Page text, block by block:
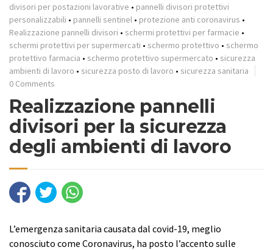
divisori per postazioni lavorative • pannelli divisori protettivi
personalizzabili • pannelli sentinel • protezione anti coronavirus •
Realizzazione pannelli divisori • schermi protettivi per farmacie •
schermi protettivi per supermercati • schermo protettivo • schermo
protettivo farmacia • schermo protettivo supermercato • sicurezza
ambienti di lavoro • sicurezza posto di lavoro • sicurezza sanitaria
0 Comments
Realizzazione pannelli
divisori per la sicurezza
degli ambienti di lavoro
L’emergenza sanitaria causata dal covid-19, meglio
conosciuto come Coronavirus, ha posto l’accento sulle